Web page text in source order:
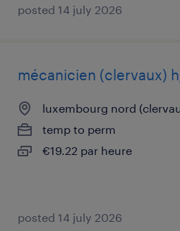
posted 14 july 2026
mécanicien (clervaux)
luxembourg nord
temp to perm
€19.22 par heure
posted 14 july 2026